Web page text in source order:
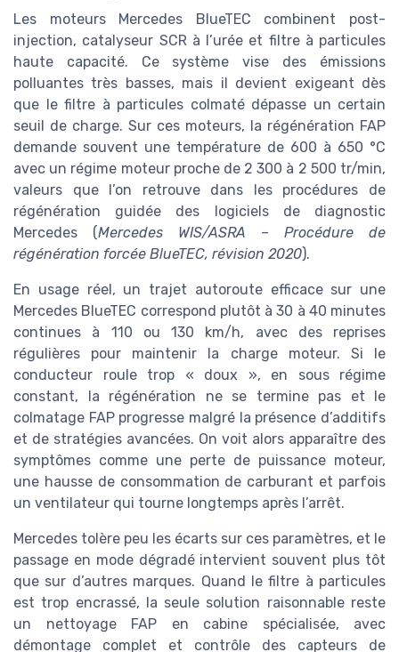
Les moteurs Mercedes BlueTEC combinent post-
injection, catalyseur SCR à l’urée et filtre à particules
haute capacité. Ce système vise des émissions
polluantes très basses, mais il devient exigeant dès
que le filtre à particules colmaté dépasse un certain
seuil de charge. Sur ces moteurs, la régénération FAP
demande souvent une température de 600 à 650 °C
avec un régime moteur proche de 2 300 à 2 500 tr/min,
valeurs que l’on retrouve dans les procédures de
régénération guidée des logiciels de diagnostic
Mercedes (Mercedes WIS/ASRA – Procédure de
régénération forcée BlueTEC, révision 2020).
En usage réel, un trajet autoroute efficace sur une
Mercedes BlueTEC correspond plutôt à 30 à 40 minutes
continues à 110 ou 130 km/h, avec des reprises
régulières pour maintenir la charge moteur. Si le
conducteur roule trop « doux », en sous régime
constant, la régénération ne se termine pas et le
colmatage FAP progresse malgré la présence d’additifs
et de stratégies avancées. On voit alors apparaître des
symptômes comme une perte de puissance moteur,
une hausse de consommation de carburant et parfois
un ventilateur qui tourne longtemps après l’arrêt.
Mercedes tolère peu les écarts sur ces paramètres, et le
passage en mode dégradé intervient souvent plus tôt
que sur d’autres marques. Quand le filtre à particules
est trop encrassé, la seule solution raisonnable reste
un nettoyage FAP en cabine spécialisée, avec
démontage complet et contrôle des capteurs de